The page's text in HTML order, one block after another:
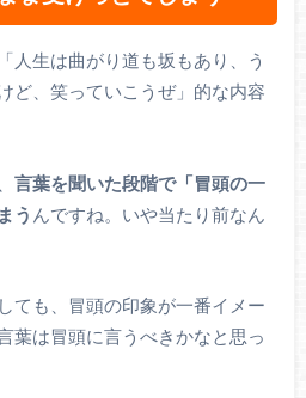
人生は曲がり道も坂もあり、う
ど、笑っていこうぜ」的な内容
言葉を聞いた段階で「冒頭の一
う んですね。いや当たり前なん
ても、冒頭の印象が一番イメー
葉は冒頭に言うべきかなと思っ